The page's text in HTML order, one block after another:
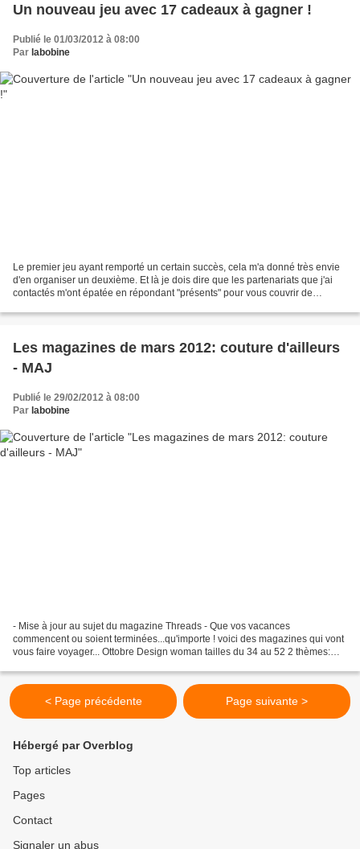
Un nouveau jeu avec 17 cadeaux à gagner !
Publié le 01/03/2012 à 08:00
Par labobine
Le premier jeu ayant remporté un certain succès, cela m'a donné très envie
d'en organiser un deuxième. Et là je dois dire que les partenariats que j'ai
contactés m'ont épatée en répondant "présents" pour vous couvrir de
Les magazines de mars 2012: couture d'ailleurs
- MAJ
Publié le 29/02/2012 à 08:00
Par labobine
- Mise à jour au sujet du magazine Threads - Que vos vacances
commencent ou soient terminées...qu'importe ! voici des magazines qui vont
vous faire voyager... Ottobre Design woman tailles du 34 au 52 2 thèmes:
< Page précédente Page suivante >
Hébergé par Overblog
Top articles
Pages
Contact
Signaler un abus